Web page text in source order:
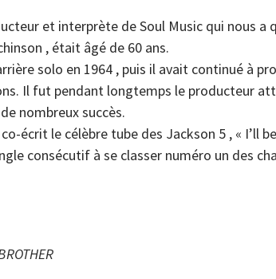
et interprète de Soul Music qui nous
, était âgé de 60 ans.
solo en 1964 , puis il avait continué à
Il fut pendant longtemps le producteur
nombreux succès.
écrit le célèbre tube des Jackson 5 , « I’ll
consécutif à se classer numéro un des